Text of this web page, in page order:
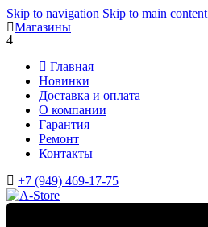
Skip to navigation Skip to main content
Магазины
4
Главная
Новинки
Доставка и оплата
О компании
Гарантия
Ремонт
Контакты
+7 (949) 469-17-75